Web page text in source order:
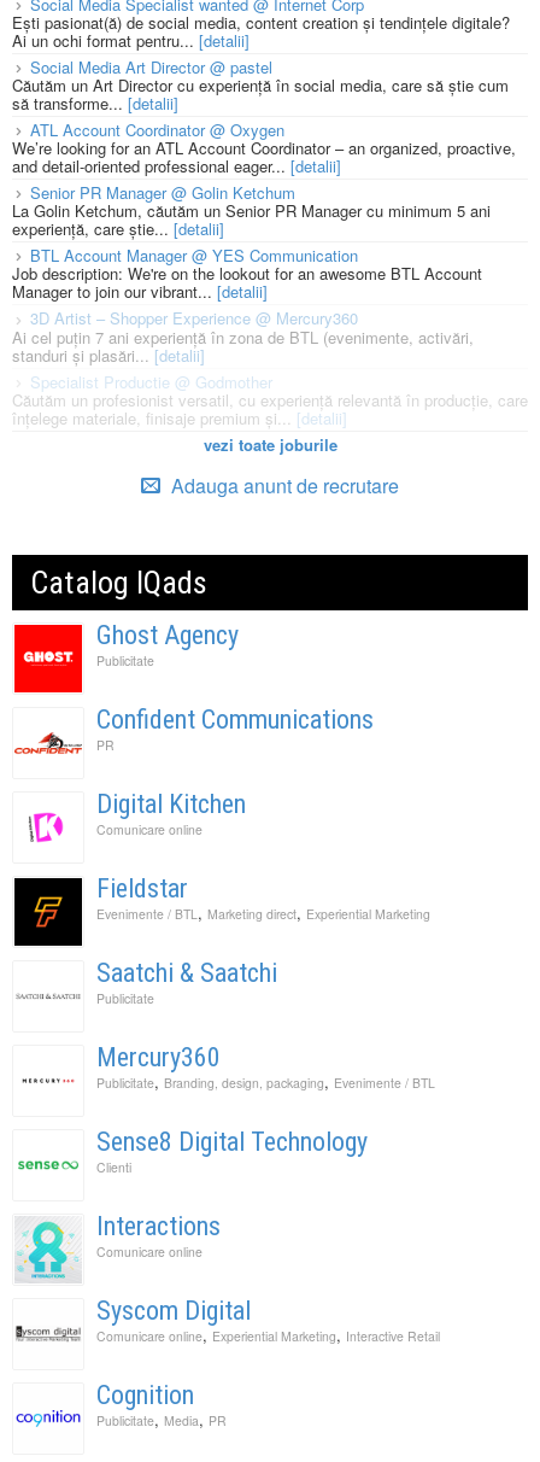
Ești pasionat(ă) de social media, content creation și tendințele digitale?
Ai un ochi format pentru... [detalii]
Social Media Art Director @ pastel
Căutăm un Art Director cu experiență în social media, care să știe cum
să transforme... [detalii]
ATL Account Coordinator @ Oxygen
We’re looking for an ATL Account Coordinator – an organized, proactive,
and detail-oriented professional eager... [detalii]
Senior PR Manager @ Golin Ketchum
La Golin Ketchum, căutăm un Senior PR Manager cu minimum 5 ani
experiență, care știe... [detalii]
BTL Account Manager @ YES Communication
Job description: We're on the lookout for an awesome BTL Account
Manager to join our vibrant... [detalii]
3D Artist – Shopper Experience @ Mercury360
Ai cel puțin 7 ani experiență în zona de BTL (evenimente, activări,
standuri și plasări...[detalii]
Specialist Productie @ Godmother
Căutăm un profesionist versatil, cu experiență relevantă în producție, care
înțelege materiale, finisaje premium și... [detalii]
vezi toate joburile
Adauga anunt de recrutare
Catalog IQads
Ghost Agency
Publicitate
Confident Communications
PR
Digital Kitchen
Comunicare online
Fieldstar
Evenimente / BTL , Marketing direct, Experiential Marketing
Saatchi & Saatchi
Publicitate
Mercury360
Publicitate, Branding, design, packaging, Evenimente / BTL
Sense8 Digital Technology
Clienti
Interactions
Comunicare online
Syscom Digital
Comunicare online, Experiential Marketing, Interactive Retail
Cognition
Publicitate, Media, PR